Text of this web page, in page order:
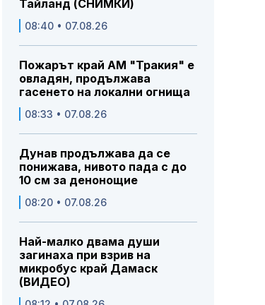
Тайланд (СНИМКИ)
08:40 • 07.08.26
Пожарът край АМ "Тракия" е
овладян, продължава
гасенето на локални огнища
08:33 • 07.08.26
Дунав продължава да се
понижава, нивото пада с до
10 см за денонощие
08:20 • 07.08.26
Най-малко двама души
загинаха при взрив на
микробус край Дамаск
(ВИДЕО)